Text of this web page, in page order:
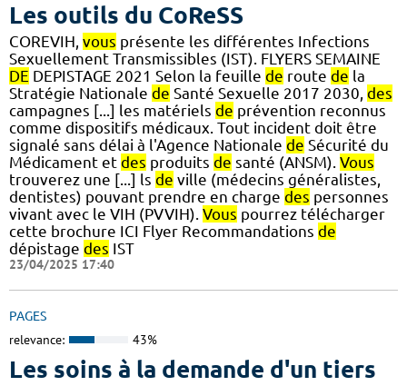
Les outils du CoReSS
COREVIH, vous présente les différentes Infections
Sexuellement Transmissibles (IST). FLYERS SEMAINE
DE DEPISTAGE 2021 Selon la feuille de route de la
Stratégie Nationale de Santé Sexuelle 2017 2030, des
campagnes [...] les matériels de prévention reconnus
comme dispositifs médicaux. Tout incident doit être
signalé sans délai à l'Agence Nationale de Sécurité du
Médicament et des produits de santé (ANSM). Vous
trouverez une [...] ls de ville (médecins généralistes,
dentistes) pouvant prendre en charge des personnes
vivant avec le VIH (PVVIH). Vous pourrez télécharger
cette brochure ICI Flyer Recommandations de
dépistage des IST
23/04/2025 17:40
PAGES
relevance: 43%
Les soins à la demande d'un tiers